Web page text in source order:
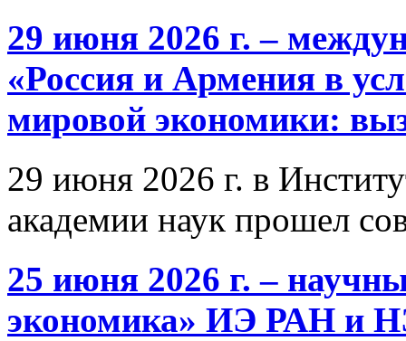
29 июня 2026 г. –
«Россия и Армения в
мировой экономики:
29 июня 2026 г. в
академии наук прошел
25 июня 2026 г. –
экономика» ИЭ РАН и